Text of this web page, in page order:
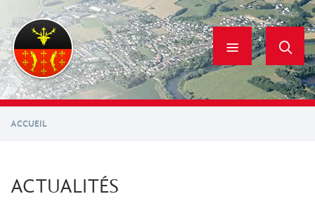
contenu
principal
ACCUEIL
ACTUALITÉS